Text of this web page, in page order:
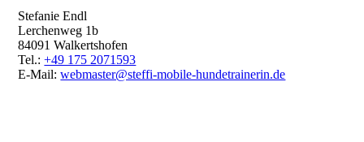
Stefanie Endl
Lerchenweg 1b
84091 Walkertshofen
Tel.:+49 175 2071593
E-Mail:webmaster@steffi-mobile-hundetrainerin.de